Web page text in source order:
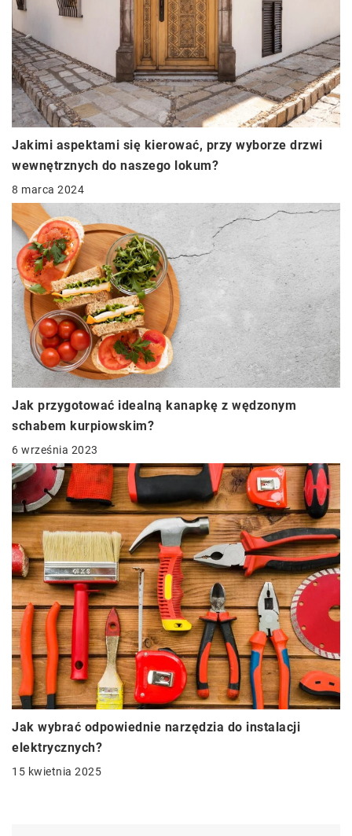
Jakimi aspektami się kierować, przy wyborze drzwi
wewnętrznych do naszego lokum?
8 marca 2024
Jak przygotować idealną kanapkę z wędzonym
schabem kurpiowskim?
6 września 2023
Jak wybrać odpowiednie narzędzia do instalacji
elektrycznych?
15 kwietnia 2025